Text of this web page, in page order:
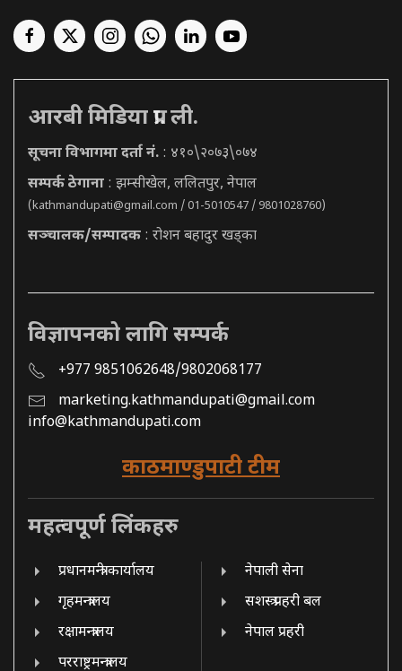
आरबी मिडिया प्रा. ली.
सूचना विभागमा दर्ता नं. : ४१०\२०७३\०७४
सम्पर्क ठेगाना : झम्सीखेल, ललितपुर, नेपाल
(kathmandupati@gmail.com / 01-5010547 / 9801028760)
सञ्चालक/सम्पादक : रोशन बहादुर खड्का
विज्ञापनको लागि सम्पर्क
+977 9851062648/9802068177
marketing.kathmandupati@gmail.com
info@kathmandupati.com
काठमाण्डुपाटी टीम
महत्वपूर्ण लिंकहरु
प्रधानमन्त्री कार्यालय
गृहमन्त्रालय
रक्षामन्त्रालय
परराष्ट्रमन्त्रालय
नेपाली सेना
सशस्त्र प्रहरी बल
नेपाल प्रहरी